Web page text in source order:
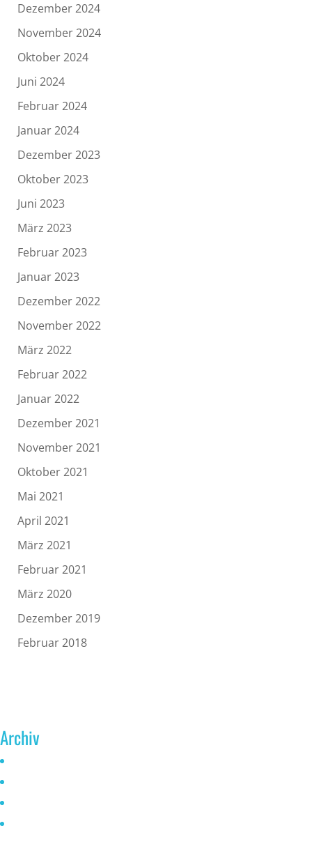
Dezember 2024
November 2024
Oktober 2024
Juni 2024
Februar 2024
Januar 2024
Dezember 2023
Oktober 2023
Juni 2023
März 2023
Februar 2023
Januar 2023
Dezember 2022
November 2022
März 2022
Februar 2022
Januar 2022
Dezember 2021
November 2021
Oktober 2021
Mai 2021
April 2021
März 2021
Februar 2021
März 2020
Dezember 2019
Februar 2018
Archiv